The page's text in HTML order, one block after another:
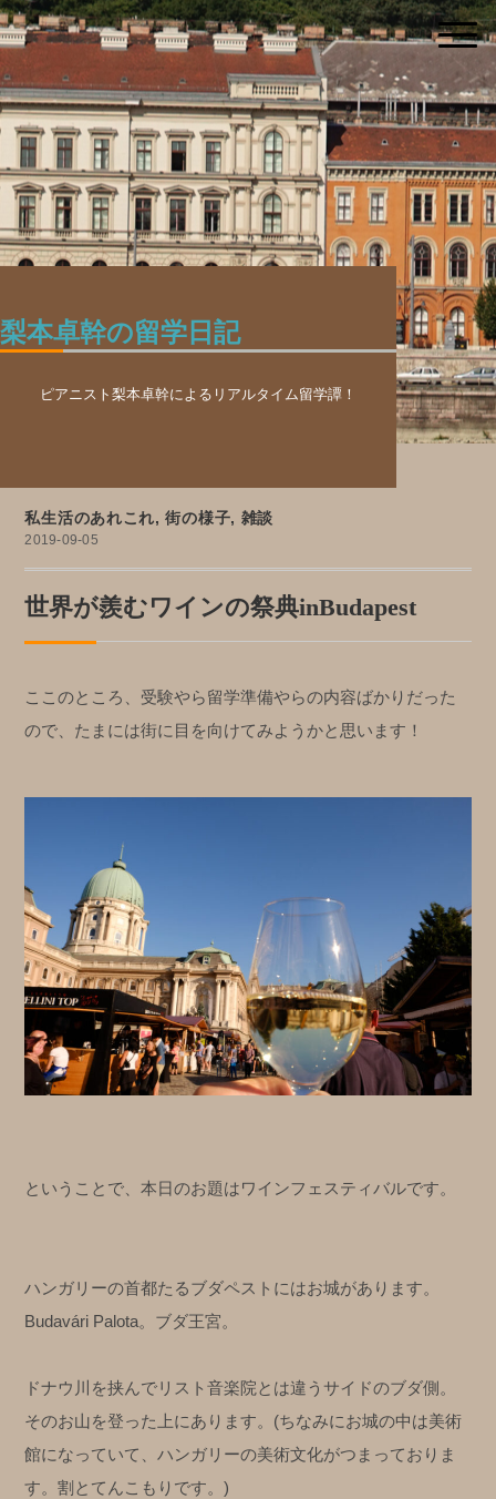
梨本卓幹の留学日記
ピアニスト梨本卓幹によるリアルタイム留学譚！
私生活のあれこれ,街の様子, 雑談
2019-09-05
世界が羨むワインの祭典inBudapest
ここのところ、受験やら留学準備やらの内容ばかりだった
ので、たまには街に目を向けてみようかと思います！
ということで、本日のお題はワインフェスティバルです。
ハンガリーの首都たるブダペストにはお城があります。
Budavári Palota。ブダ王宮。
ドナウ川を挟んでリスト音楽院とは違うサイドのブダ側。
そのお山を登った上にあります。(ちなみにお城の中は美術
館になっていて、ハンガリーの美術文化がつまっておりま
す。割とてんこもりです。)